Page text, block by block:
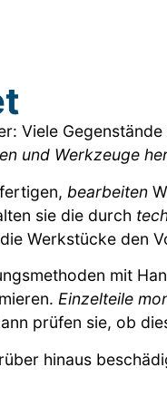
Viele
und Werkzeuge
bearbeiten
sie die durch
Werkstücke den
mit
Einzelteile
prüfen sie, ob
hinaus